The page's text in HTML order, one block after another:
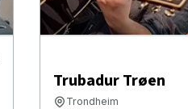
Trubadur Trøen
Trondheim